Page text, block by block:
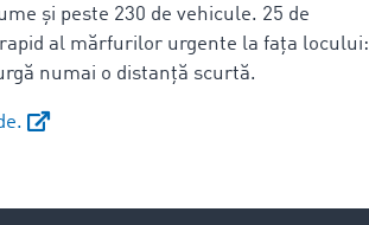
și peste 230 de vehicule. 25 de
al mărfurilor urgente la fața locului:
numai o distanță scurtă.